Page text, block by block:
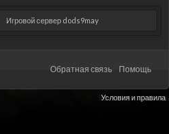
Игровой сервер dods9may
Обратная связь Помощь
Условия и правила